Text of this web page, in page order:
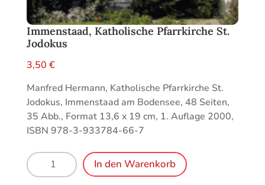
Immenstaad, Katholische Pfarrkirche St.
Jodokus
3,50 €
Manfred Hermann, Katholische Pfarrkirche St.
Jodokus, Immenstaad am Bodensee, 48 Seiten,
35 Abb., Format 13,6 x 19 cm, 1. Auflage 2000,
ISBN 978-3-933784-66-7
Immenstaad,
Katholische
In den Warenkorb